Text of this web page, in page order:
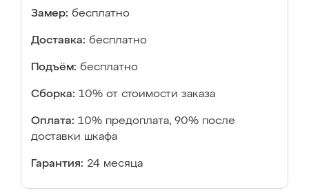
Замер: бесплатно
Доставка: бесплатно
Подъём: бесплатно
Сборка: 10% от стоимости заказа
Оплата: 10% предоплата, 90% после
доставки шкафа
Гарантия: 24 месяца